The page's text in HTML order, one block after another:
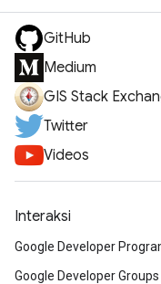
GitHub
Medium
GIS Stack
Twitter
Videos
Interaksi
Google Developer
Google Developer Groups